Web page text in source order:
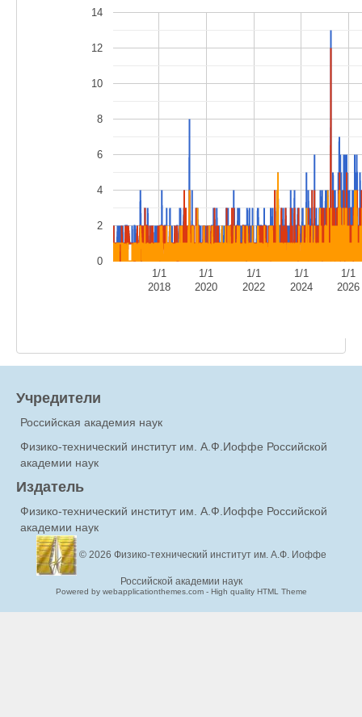
1/1
2018
1/1
2020
1/1
2022
1/1
2024
1/1
2026
0
2
4
6
8
10
12
14
Учредители
Российская академия наук
Физико-технический институт им. А.Ф.Иоффе Российской
академии наук
Издатель
Физико-технический институт им. А.Ф.Иоффе Российской
академии наук
© 2026 Физико-технический институт им. А.Ф. Иоффе
Российской академии наук
Powered by webapplicationthemes.com - High quality HTML Theme